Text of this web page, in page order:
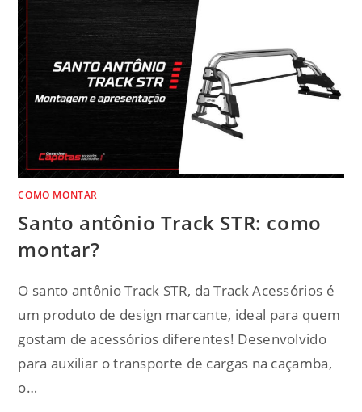
COMO MONTAR
Santo antônio Track STR: como
montar?
O santo antônio Track STR, da Track Acessórios é
um produto de design marcante, ideal para quem
gostam de acessórios diferentes! Desenvolvido
para auxiliar o transporte de cargas na caçamba,
o…